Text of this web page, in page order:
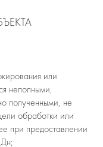
или
неполными,
полученными, не
обработки или
при предоставлении